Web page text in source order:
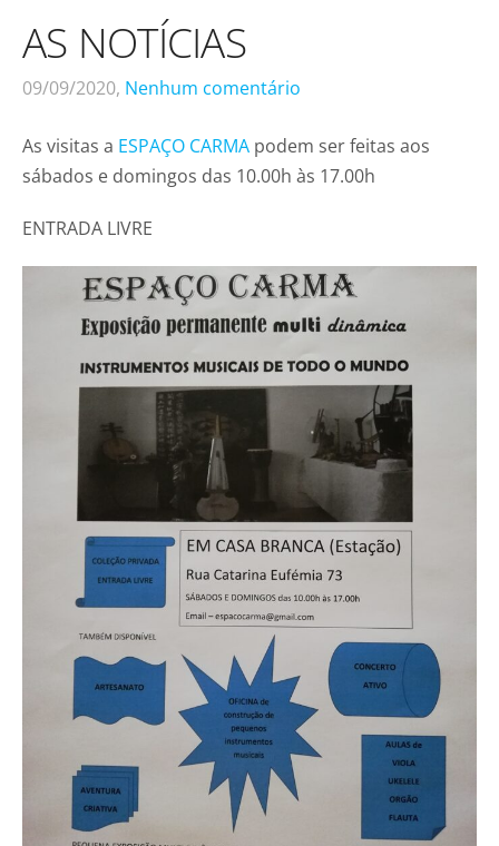
AS NOTÍCIAS
09/09/2020, Nenhum comentário
As visitas a ESPAÇO CARMA podem ser feitas aos
sábados e domingos das 10.00h às 17.00h
ENTRADA LIVRE